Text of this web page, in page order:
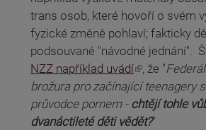
trans osob, které hovoří o svém
fyzické změně pohlaví; fakticky
podsouvané "návodné jednání".
NZZ například uvádí
(odkaz je externí) , že "
brožura pro začínající teenagery
průvodce pornem - chtějí tohle
dvanáctileté děti vědět?"